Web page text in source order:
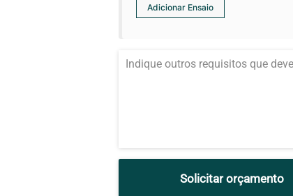
Solicitar orçamento